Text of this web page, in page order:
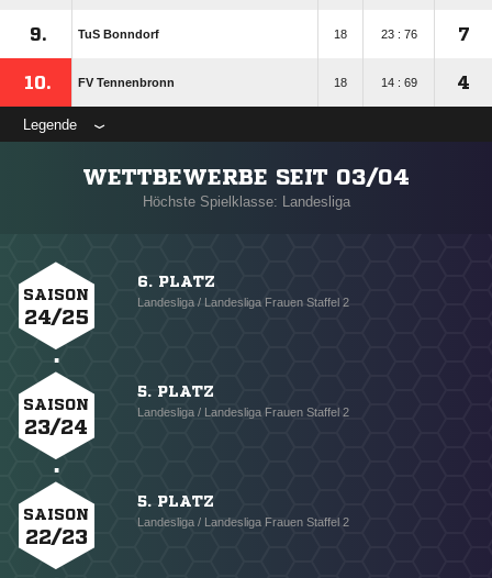
9. TuS Bonndorf 18 23 : 76 7
10. FV Tennenbronn 18 14 : 69 4
Legende
WETTBEWERBE SEIT 03/04
Höchste Spielklasse: Landesliga
SAISON
24/25
6. PLATZ
Landesliga / Landesliga Frauen Staffel 2
SAISON
23/24
5. PLATZ
Landesliga / Landesliga Frauen Staffel 2
SAISON
22/23
5. PLATZ
Landesliga / Landesliga Frauen Staffel 2